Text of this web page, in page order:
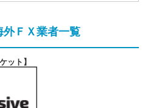
ＦＸ業者一覧
ット 】